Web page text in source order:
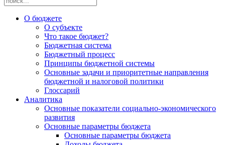
О бюджете
О субъекте
Что такое бюджет?
Бюджетная система
Бюджетный процесс
Принципы бюджетной системы
Основные задачи и приоритетные направления
бюджетной и налоговой политики
Глоссарий
Аналитика
Основные показатели социально-экономического
развития
Основные параметры бюджета
Основные параметры бюджета